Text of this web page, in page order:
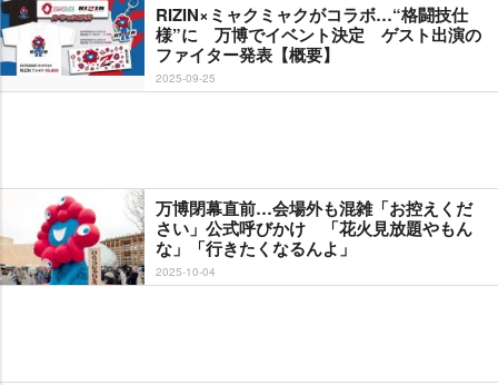
RIZIN×ミャクミャクがコラボ…“格闘技仕
様”に 万博でイベント決定 ゲスト出演の
ファイター発表【概要】
2025-09-25
万博閉幕直前…会場外も混雑「お控えくだ
さい」公式呼びかけ 「花火見放題やもん
な」「行きたくなるんよ」
2025-10-04